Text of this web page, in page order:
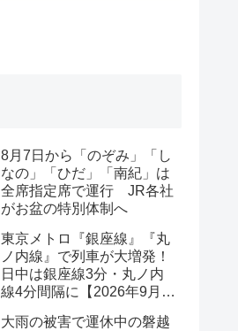
8月7日から「のぞみ」「し
なの」「ひだ」「南紀」は
全席指定席で運行 JR各社
がお盆の特別体制へ
東京メトロ『銀座線』『丸
ノ内線』で列車が大増発！
日中は銀座線3分・丸ノ内
線4分間隔に【2026年9月19
大雨の被害で運休中の磐越